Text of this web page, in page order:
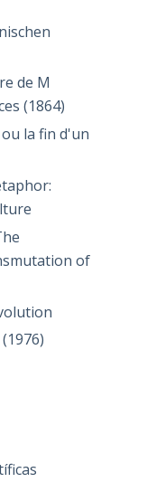
de M
(1864)
la fin d'un
of